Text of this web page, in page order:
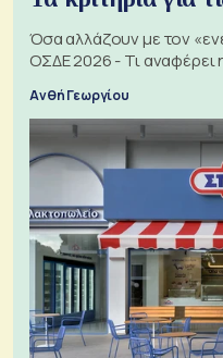
Όσα αλλάζουν με τον
ΟΣΔΕ 2026 - Τι αναφέρει
Ανθή Γεωργίου